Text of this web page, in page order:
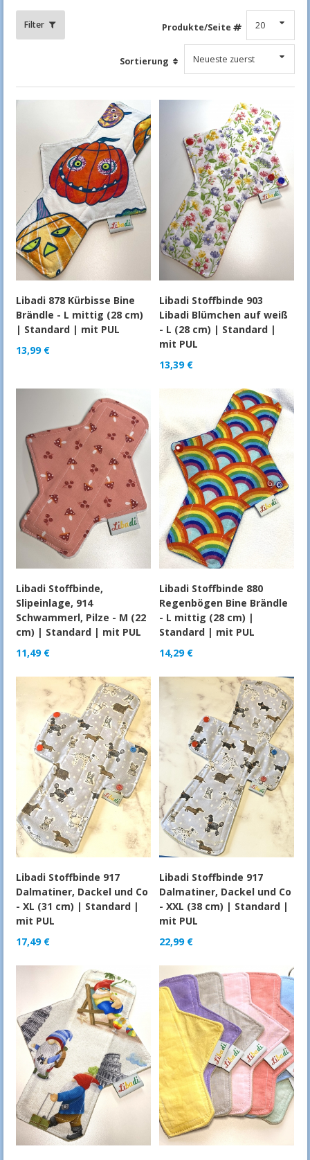
Filter Produkte/Seite
Sortierung
Libadi 878 Kürbisse Bine
Brändle - L mittig (28 cm)
| Standard | mit PUL
13,99 €
Libadi Stoffbinde 903
Libadi Blümchen auf weiß
- L (28 cm) | Standard |
mit PUL
13,39 €
Libadi Stoffbinde,
Slipeinlage, 914
Schwammerl, Pilze - M (22
cm) | Standard | mit PUL
11,49 €
Libadi Stoffbinde 880
Regenbögen Bine Brändle
- L mittig (28 cm) |
Standard | mit PUL
14,29 €
Libadi Stoffbinde 917
Dalmatiner, Dackel und Co
- XL (31 cm) | Standard |
mit PUL
17,49 €
Libadi Stoffbinde 917
Dalmatiner, Dackel und Co
- XXL (38 cm) | Standard |
mit PUL
22,99 €